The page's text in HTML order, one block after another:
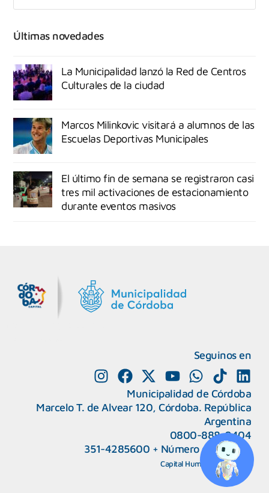
Últimas novedades
La Municipalidad lanzó la Red de Centros
Culturales de la ciudad
Marcos Milinkovic visitará a alumnos de las
Escuelas Deportivas Municipales
El último fin de semana se registraron casi
tres mil activaciones de estacionamiento
durante eventos masivos
Seguinos en
Municipalidad de Córdoba
Marcelo T. de Alvear 120, Córdoba. República
Argentina
0800-888-0404
351-4285600 + Número de interno
Capital Humano |Webmail
CAPeM – Centro de Atención a Personas Migrantes y Refugiadas.